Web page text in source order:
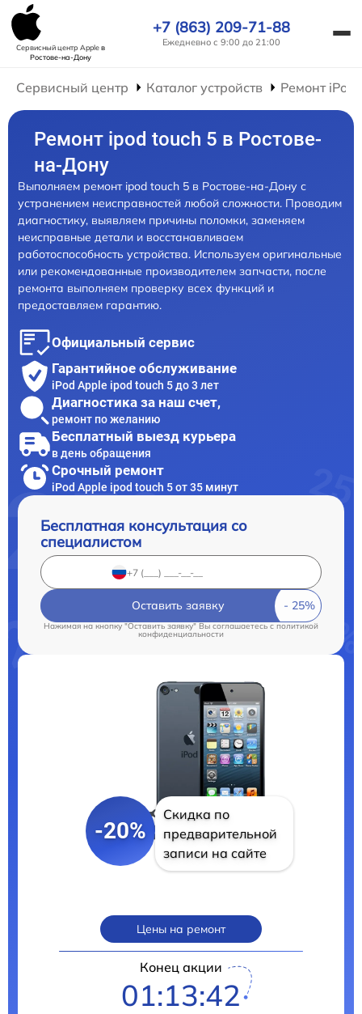
Сервисный центр Appleв
Ростове-на-Дону
+7 (863) 209-71-88
Ежедневно с 9:00 до 21:00
Сервисный центр Каталог устройств Ремонт iPod
Ремонт ipod touch 5 в Ростове-
на-Дону
Выполняем ремонт ipod touch 5 в Ростове-на-Дону с
устранением неисправностей любой сложности. Проводим
диагностику, выявляем причины поломки, заменяем
неисправные детали и восстанавливаем
работоспособность устройства. Используем оригинальные
или рекомендованные производителем запчасти, после
ремонта выполняем проверку всех функций и
предоставляем гарантию.
Официальный сервис
Гарантийное обслуживание
iPod Apple ipod touch 5 до 3 лет
Диагностика за наш счет,
ремонт по желанию
Бесплатный выезд курьера
в день обращения
Срочный ремонт
iPod Apple ipod touch 5 от 35 минут
Бесплатная консультация со
специалистом
Оставить заявку
Нажимая на кнопку "Оставить заявку" Вы соглашаетесь cполитикой
конфиденциальности
-20%
Скидка по
предварительной
записи на сайте
Цены на ремонт
Конец акции
01:13:41